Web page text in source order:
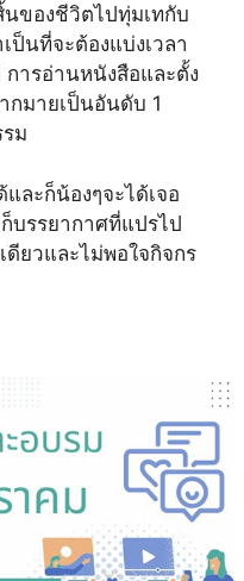
นของชีวิตไปทุ่มเทกับ
ป็นที่จะต้องแบ่งเวลา
ารอ่านหนังสือและตั้ง
กมายเป็นอันดับ 1
ม
ละก็น้องๆจะได้เจอ
บรรยากาศที่แปรไป
ดียวและไม่พอใจกิจกร